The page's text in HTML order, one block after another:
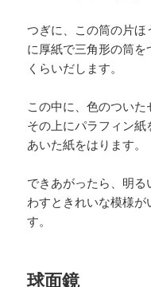
つぎに、この筒の片
に厚紙で三角形の筒を
くらいだします。
この中に、色のついた
その上にパラフィン
あいた紙をはります。
できあがったら、明
わすときれいな模様
す。
球面鏡